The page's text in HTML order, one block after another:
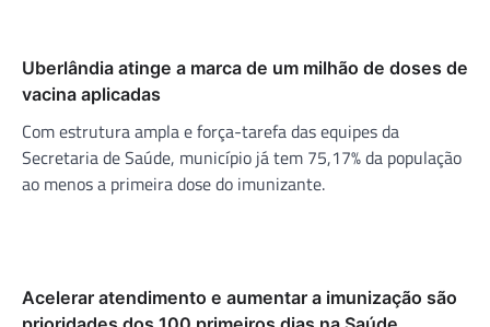
Uberlândia atinge a marca de um milhão de doses de
vacina aplicadas
Com estrutura ampla e força-tarefa das equipes da
Secretaria de Saúde, município já tem 75,17% da população
ao menos a primeira dose do imunizante.
Acelerar atendimento e aumentar a imunização são